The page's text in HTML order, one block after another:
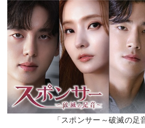
「スポンサー～破滅の足